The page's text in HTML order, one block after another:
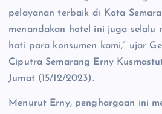
pelayanan terbaik di Kota
menandakan hotel ini juga selalu
hati para konsumen kami,” ujar
Ciputra Semarang Erny
Jumat (15/12/2023).
Menurut Erny, penghargaan ini